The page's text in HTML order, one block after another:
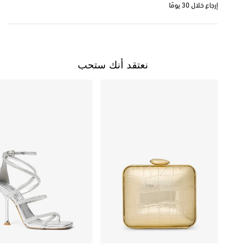
إرجاع خلال 30 يومًا
نعتقد أنك ستحب